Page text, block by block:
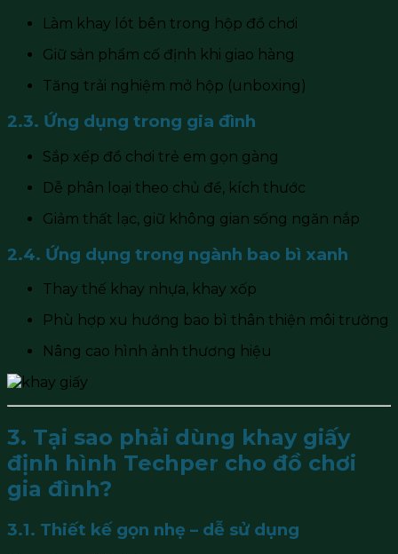
Làm khay lót bên trong hộp đồ chơi
Giữ sản phẩm cố định khi giao hàng
Tăng trải nghiệm mở hộp (unboxing)
2.3. Ứng dụng trong gia đình
Sắp xếp đồ chơi trẻ em gọn gàng
Dễ phân loại theo chủ đề, kích thước
Giảm thất lạc, giữ không gian sống ngăn nắp
2.4. Ứng dụng trong ngành bao bì xanh
Thay thế khay nhựa, khay xốp
Phù hợp xu hướng bao bì thân thiện môi trường
Nâng cao hình ảnh thương hiệu
3. Tại sao phải dùng khay giấy
định hình Techper cho đồ chơi
gia đình?
3.1. Thiết kế gọn nhẹ – dễ sử dụng